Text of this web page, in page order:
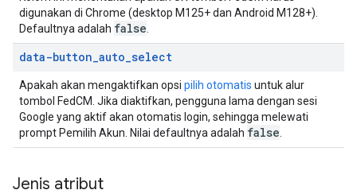
digunakan di Chrome (desktop M125+ dan Android M128+).
Defaultnya adalah false
data-button_auto_select
Apakah akan mengaktifkan opsi pilih otomatis untuk alur
tombol FedCM. Jika diaktifkan, pengguna lama dengan sesi
Google yang aktif akan otomatis login, sehingga melewati
prompt Pemilih Akun. Nilai defaultnya adalah false
Jenis atribut